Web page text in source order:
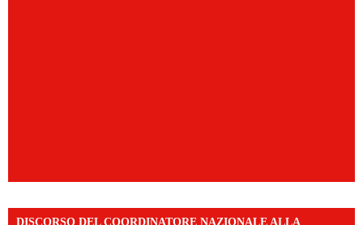
DISCORSO DEL COORDINATORE NAZIONALE ALLA